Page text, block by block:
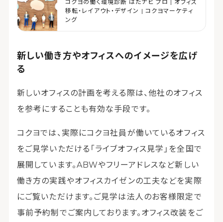
コクヨの働く環境診断 はたナビ プロ | オフィス
移転・レイアウト・デザイン | コクヨマーケティ
ング
新しい働き方やオフィスへのイメージを広げ
る
新しいオフィスの計画を考える際は、他社のオフィス
を参考にすることも有効な手段です。
コクヨでは、実際にコクヨ社員が働いているオフィス
をご見学いただける「ライブオフィス見学」を全国で
展開しています。ABWやフリーアドレスなど新しい
働き方の実践やオフィスカイゼンの工夫などを実際
にご覧いただけます。ご見学は法人のお客様限定で
事前予約制でご案内しております。オフィス改装をご